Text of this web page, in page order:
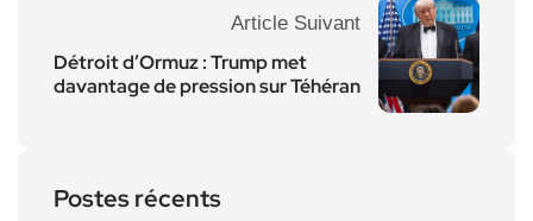
Article Suivant
Détroit d’Ormuz : Trump met
davantage de pression sur Téhéran
Postes récents